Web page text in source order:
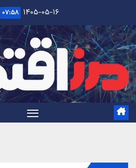
content
۱۴۰۵-۰۵-۱۶ ۰۷:۵۸